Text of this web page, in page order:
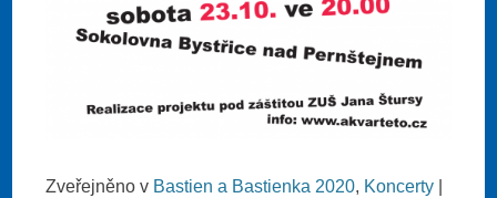
Zveřejněno v Bastien a Bastienka 2020, Koncerty